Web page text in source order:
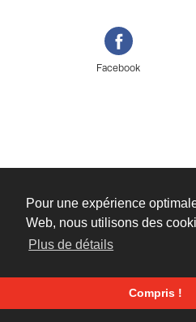
Pour une expérience
Web, nous utilisons des
Plus de détails
Compris !
Facebook
Tixly
privée